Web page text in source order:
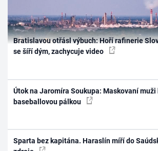
Bratislavou otřásl výbuch: Hoří rafinerie
se šíří dým, zachycuje video
Útok na Jaromíra Soukupa: Maskovaní muži
baseballovou pálkou
Sparta bez kapitána. Haraslín míří do